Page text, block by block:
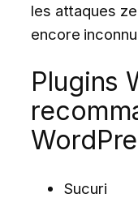
les attaques
encore
Plugins
Sucuri